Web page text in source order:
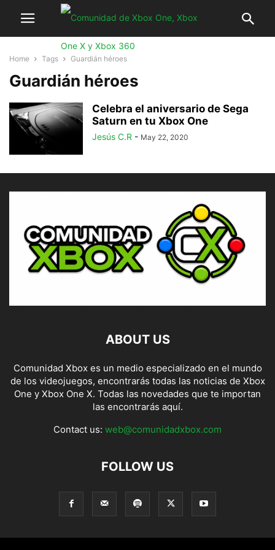
Home Tags Guardián héroes
Guardián héroes
Celebra el aniversario de Sega
Saturn en tu Xbox One
Jesús C.R - May 22, 2020
ABOUT US
Comunidad Xbox es un medio especializado en el mundo
de los videojuegos, encontrarás todas las noticias de Xbox
One y Xbox One X. Todas las novedades que te importan
las encontrarás aquí.
Contact us: web@comunidadxbox.com
FOLLOW US